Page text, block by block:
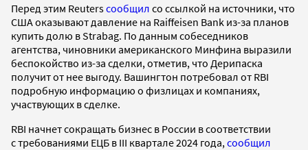
Перед этим Reutersсообщил со ссылкой на источники, что
США оказывают давление на Raiffeisen Bank из-за планов
купить долю в Strabag. По данным собеседников
агентства, чиновники американского Минфина выразили
беспокойство из-за сделки, отметив, что Дерипаска
получит от нее выгоду. Вашингтон потребовал от RBI
подробную информацию о физлицах и компаниях,
участвующих в сделке.
RBI начнет сокращать бизнес в России в соответствии
с требованиями ЕЦБ в III квартале 2024 года, сообщил